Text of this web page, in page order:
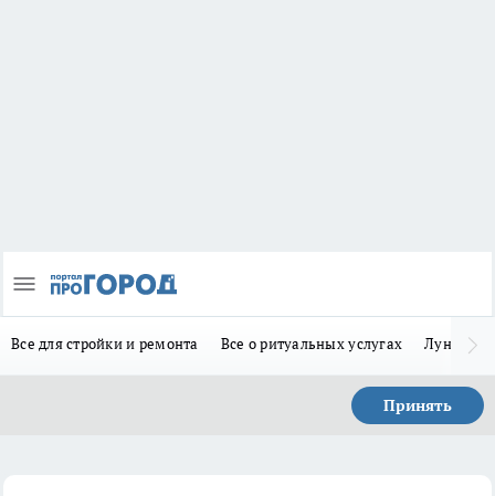
Все для стройки и ремонта Все о ритуальных услугах Лунно-
Принять